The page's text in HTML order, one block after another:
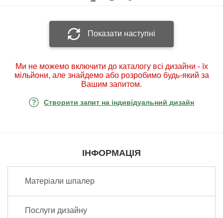
Показати наступні
Ми не можемо включити до каталогу всі дизайни - їх
мільйони, але знайдемо або розробимо будь-який за
Вашим запитом.
Створити запит на індивідуальний дизайн
ІНФОРМАЦІЯ
Матеріали шпалер
Послуги дизайну